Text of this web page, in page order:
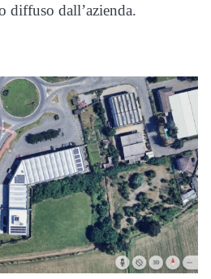
diffuso dall’azienda.